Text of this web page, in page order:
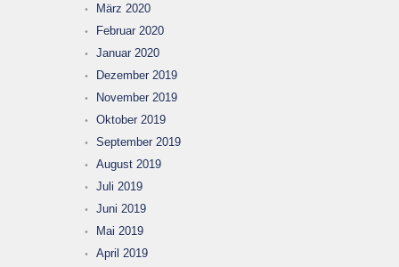
März 2020
Februar 2020
Januar 2020
Dezember 2019
November 2019
Oktober 2019
September 2019
August 2019
Juli 2019
Juni 2019
Mai 2019
April 2019